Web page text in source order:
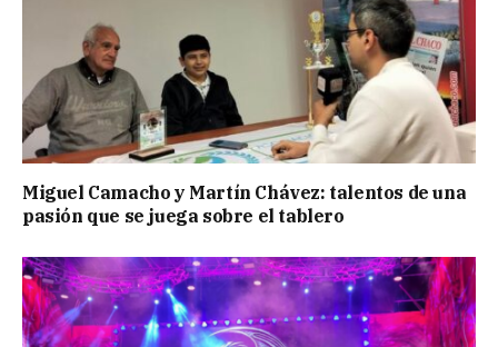
Miguel Camacho y Martín Chávez: talentos de una
pasión que se juega sobre el tablero